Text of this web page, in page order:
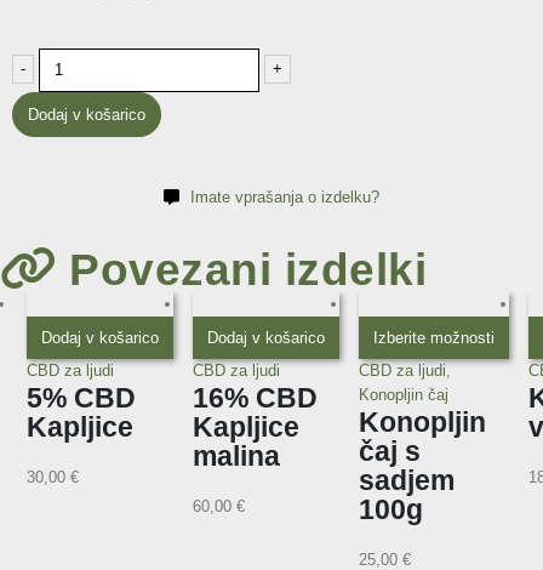
- +
Dodaj v košarico
Imate vprašanja o izdelku?
Povezani izdelki
Dodaj v košarico
CBD za ljudi
5% CBD
Kapljice
30,00 €
Dodaj v košarico
CBD za ljudi
16% CBD
Kapljice
malina
60,00 €
Izberite možnosti
CBD za ljudi,
Konopljin čaj
Konopljin
čaj s
sadjem
100g
25,00 €